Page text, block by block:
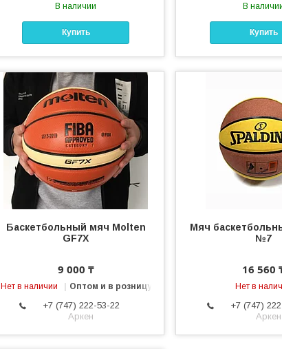
В наличии
Купить
В
Купить
Баскетбольный мяч Molten
GF7X
9 000 ₸
Нет в наличии Оптом и в розницу
+7 (747) 222-53-22
Аркен
Мяч
№7
16 560
Нет в
+7 (747)
Аркен